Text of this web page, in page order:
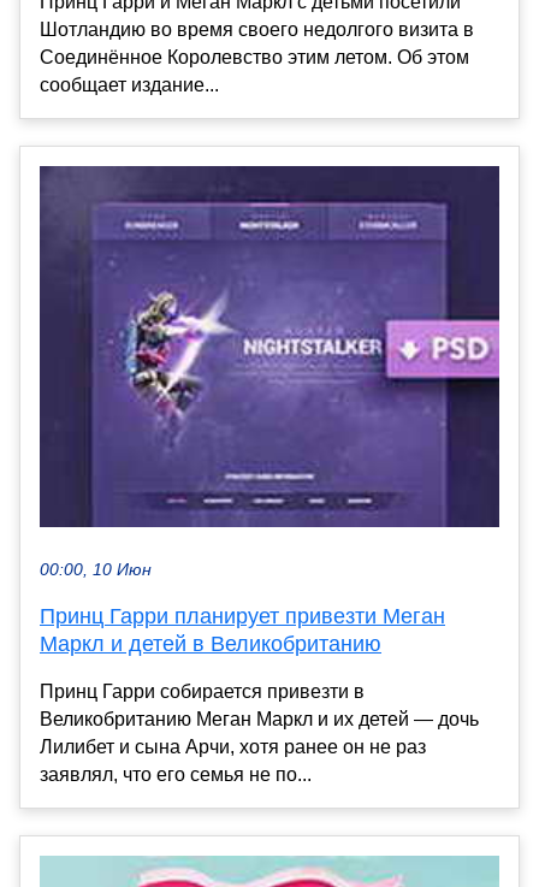
Шотландию во время своего недолгого визита в
Соединённое Королевство этим летом. Об этом
сообщает издание...
00:00, 10 Июн
Принц Гарри планирует привезти Меган
Маркл и детей в Великобританию
Принц Гарри собирается привезти в
Великобританию Меган Маркл и их детей — дочь
Лилибет и сына Арчи, хотя ранее он не раз
заявлял, что его семья не по...